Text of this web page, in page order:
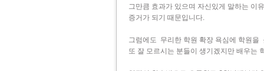
그만큼 효과가 있으며 자신있게 말하는 이
증거가 되기 때문입니다.
그럼에도 무리한 학원 확장 욕심에 학원
또 잘 모르시는 분들이 생기겠지만 배우는